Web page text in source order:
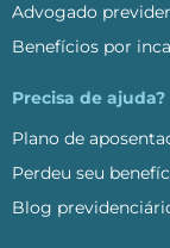
Advogado
Benefícios por
Precisa de ajuda?
Plano de
Perdeu seu
Blog